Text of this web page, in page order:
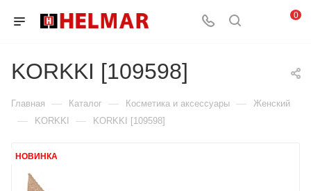
0
KORKKI [109598]
Главная — Каталог — Косметика и аксессуары — Женский
— KORKKI — KORKKI [109598]
НОВИНКА